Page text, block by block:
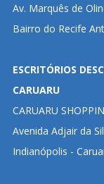
Av. Marquês de
Bairro do Recife
ESCRITÓRIOS
CARUARU
CARUARU
Avenida Adjair da
Indianópolis -